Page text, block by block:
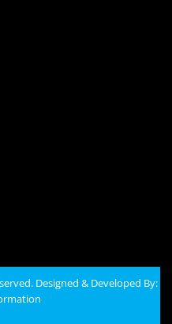
Designed & Developed By: